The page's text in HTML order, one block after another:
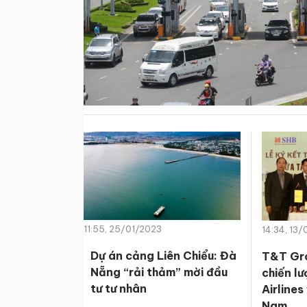
11:55, 25/01/2023
Dự án cảng Liên Chiểu: Đà
Nẵng “rải thảm” mời đầu
tư tư nhân
14:34,
T&T
chiến